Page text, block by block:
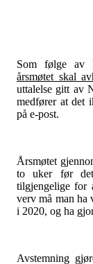
Som følge av
årsmøtet skal
uttalelse gitt av
medfører at det
på e-post.
Årsmøtet
to uker før det
tilgjengelige for
verv må man ha
i 2020, og ha
Avstemning